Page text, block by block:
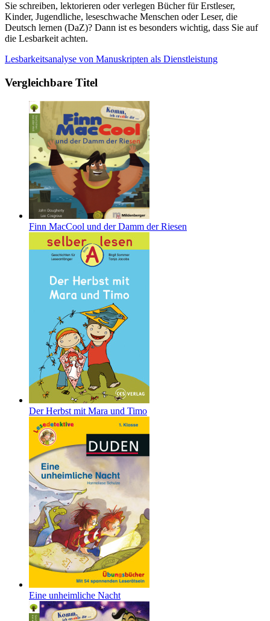
Sie schreiben, lektorieren oder verlegen Bücher für Erstleser,
Kinder, Jugendliche, leseschwache Menschen oder Leser, die
Deutsch lernen (DaZ)? Dann ist es besonders wichtig, dass Sie auf
die Lesbarkeit achten.
Lesbarkeitsanalyse von Manuskripten als Dienstleistung
Vergleichbare Titel
Finn MacCool und der Damm der Riesen
Der Herbst mit Mara und Timo
Eine unheimliche Nacht